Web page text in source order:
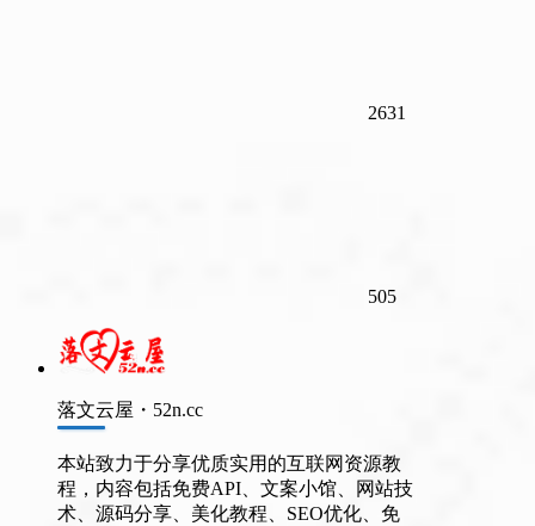
2631
505
落文云屋・52n.cc
本站致力于分享优质实用的互联网资源教
程，内容包括免费API、文案小馆、网站技
术、源码分享、美化教程、SEO优化、免